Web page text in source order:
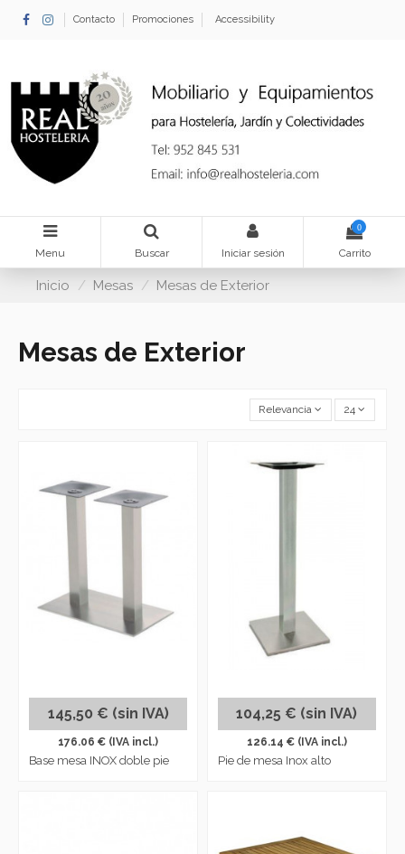
Contacto Promociones Accessibility
Menu Buscar Iniciar sesión
0
Carrito
Inicio Mesas Mesas de Exterior
Mesas de Exterior
Relevancia 24
145,50 € (sin IVA)
176.06 € (IVA incl.)
Base mesa INOX doble pie
104,25 € (sin IVA)
126.14 € (IVA incl.)
Pie de mesa Inox alto